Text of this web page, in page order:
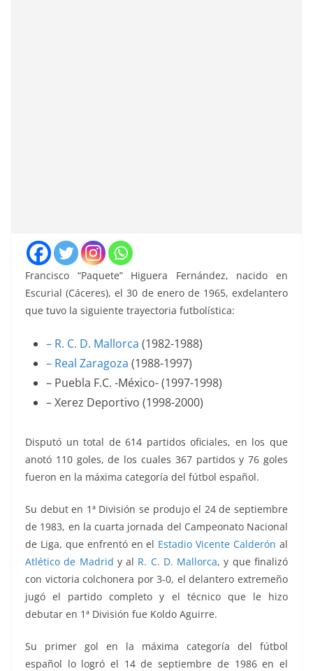
Francisco “Paquete” Higuera Fernández, nacido en
Escurial (Cáceres), el 30 de enero de 1965, exdelantero
que tuvo la siguiente trayectoria futbolística:
– R. C. D. Mallorca (1982-1988)
– Real Zaragoza (1988-1997)
– Puebla F.C. -México- (1997-1998)
– Xerez Deportivo (1998-2000)
Disputó un total de 614 partidos oficiales, en los que
anotó 110 goles, de los cuales 367 partidos y 76 goles
fueron en la máxima categoría del fútbol español.
Su debut en 1ª División se produjo el 24 de septiembre
de 1983, en la cuarta jornada del Campeonato Nacional
de Liga, que enfrentó en el Estadio Vicente Calderón al
Atlético de Madrid y al R. C. D. Mallorca, y que finalizó
con victoria colchonera por 3-0, el delantero extremeño
jugó el partido completo y el técnico que le hizo
debutar en 1ª División fue Koldo Aguirre.
Su primer gol en la máxima categoría del fútbol
español lo logró el 14 de septiembre de 1986 en el